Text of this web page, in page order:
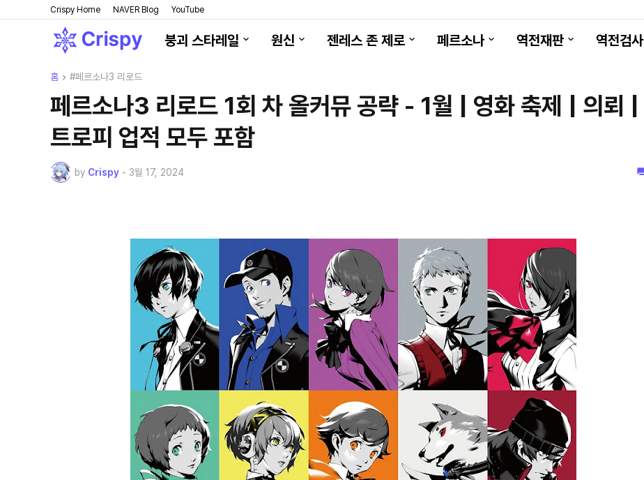
Crispy Home NAVER Blog YouTube
붕괴 스타레일 원신 젠레스 존 제로 페르소나 역전재판 역전검사
홈 #페르소나3 리로드
페르소나3 리로드 1회 차 올커뮤 공략 - 1월 | 영화 축제 | 의뢰 |
트로피 업적 모두 포함
by Crispy - 3월 17, 2024